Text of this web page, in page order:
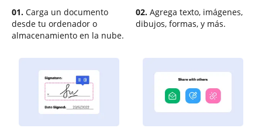
01. Carga un documento
desde tu ordenador o
almacenamiento en la nube.
02. Agrega texto, imágenes,
dibujos, formas, y más.